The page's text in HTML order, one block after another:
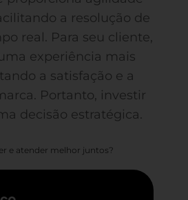
a resolução de
real. Para seu cliente,
experiência mais
a satisfação e a
Portanto, investir
decisão estratégica.
e atender melhor juntos?